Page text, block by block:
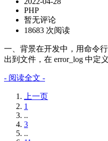
PHP
暂无评论
18683 次阅读
一、背景在开发中，用命令
出到文件，在 error_log 中定
- 阅读全文 -
上一页
1
..
3
..